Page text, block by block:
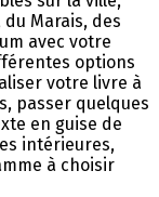
Marais, des
avec votre
options
votre livre à
passer quelques
en guise de
intérieures,
à choisir